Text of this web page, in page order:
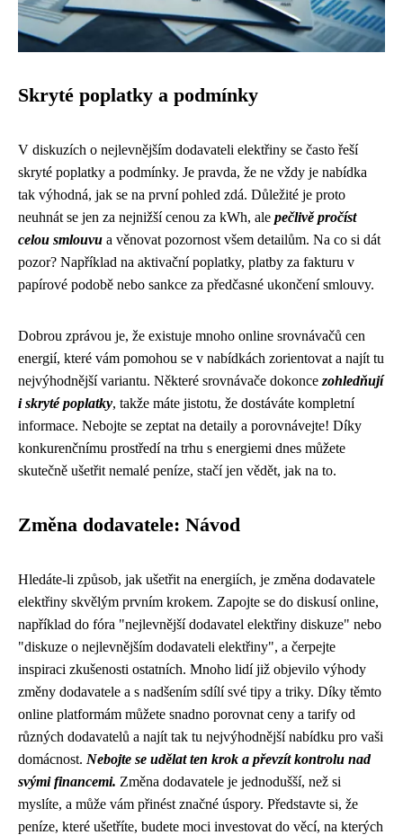
Skryté poplatky a podmínky
V diskuzích o nejlevnějším dodavateli elektřiny se často řeší
skryté poplatky a podmínky. Je pravda, že ne vždy je nabídka
tak výhodná, jak se na první pohled zdá. Důležité je proto
neuhnát se jen za nejnižší cenou za kWh, ale pečlivě pročíst
celou smlouvu a věnovat pozornost všem detailům. Na co si dát
pozor? Například na aktivační poplatky, platby za fakturu v
papírové podobě nebo sankce za předčasné ukončení smlouvy.
Dobrou zprávou je, že existuje mnoho online srovnávačů cen
energií, které vám pomohou se v nabídkách zorientovat a najít tu
nejvýhodnější variantu. Některé srovnávače dokonce zohledňují
i ​​skryté poplatky, takže máte jistotu, že dostáváte kompletní
informace. Nebojte se zeptat na detaily a porovnávejte! Díky
konkurenčnímu prostředí na trhu s energiemi dnes můžete
skutečně ušetřit nemalé peníze, stačí jen vědět, jak na to.
Změna dodavatele: Návod
Hledáte-li způsob, jak ušetřit na energiích, je změna dodavatele
elektřiny skvělým prvním krokem. Zapojte se do diskusí online,
například do fóra "nejlevnější dodavatel elektřiny diskuze" nebo
"diskuze o nejlevnějším dodavateli elektřiny", a čerpejte
inspiraci zkušenosti ostatních. Mnoho lidí již objevilo výhody
změny dodavatele a s nadšením sdílí své tipy a triky. Díky těmto
online platformám můžete snadno porovnat ceny a tarify od
různých dodavatelů a najít tak tu nejvýhodnější nabídku pro vaši
domácnost. Nebojte se udělat ten krok a převzít kontrolu nad
svými financemi. Změna dodavatele je jednodušší, než si
myslíte, a může vám přinést značné úspory. Představte si, že
peníze, které ušetříte, budete moci investovat do věcí, na kterých